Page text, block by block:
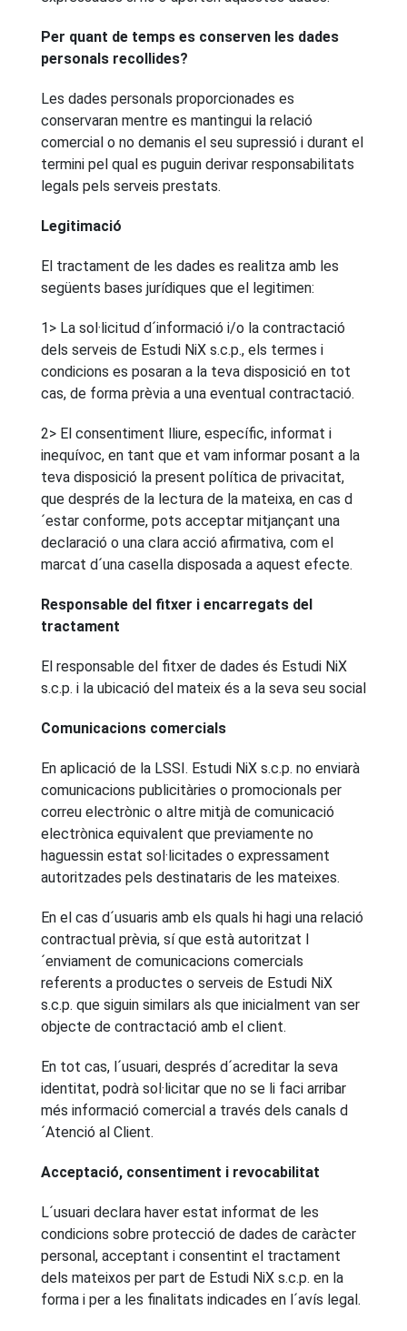
Per quant de temps es conserven les dades
personals recollides?
Les dades personals proporcionades es
conservaran mentre es mantingui la relació
comercial o no demanis el seu supressió i durant el
termini pel qual es puguin derivar responsabilitats
legals pels serveis prestats.
Legitimació
El tractament de les dades es realitza amb les
següents bases jurídiques que el legitimen:
1> La sol·licitud d´informació i/o la contractació
dels serveis de Estudi NiX s.c.p., els termes i
condicions es posaran a la teva disposició en tot
cas, de forma prèvia a una eventual contractació.
2> El consentiment lliure, específic, informat i
inequívoc, en tant que et vam informar posant a la
teva disposició la present política de privacitat,
que després de la lectura de la mateixa, en cas d
´estar conforme, pots acceptar mitjançant una
declaració o una clara acció afirmativa, com el
marcat d´una casella disposada a aquest efecte.
Responsable del fitxer i encarregats del
tractament
El responsable del fitxer de dades és Estudi NiX
s.c.p. i la ubicació del mateix és a la seva seu social
Comunicacions comercials
En aplicació de la LSSI. Estudi NiX s.c.p. no enviarà
comunicacions publicitàries o promocionals per
correu electrònic o altre mitjà de comunicació
electrònica equivalent que previamente no
haguessin estat sol·licitades o expressament
autoritzades pels destinataris de les mateixes.
En el cas d´usuaris amb els quals hi hagi una relació
contractual prèvia, sí que està autoritzat l
´enviament de comunicacions comercials
referents a productes o serveis de Estudi NiX
s.c.p. que siguin similars als que inicialment van ser
objecte de contractació amb el client.
En tot cas, l´usuari, després d´acreditar la seva
identitat, podrà sol·licitar que no se li faci arribar
més informació comercial a través dels canals d
´Atenció al Client.
Acceptació, consentiment i revocabilitat
L´usuari declara haver estat informat de les
condicions sobre protecció de dades de caràcter
personal, acceptant i consentint el tractament
dels mateixos per part de Estudi NiX s.c.p. en la
forma i per a les finalitats indicades en l´avís legal.